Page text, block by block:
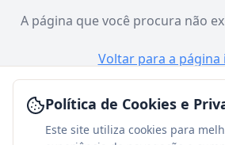
Política de Cookies e
Este site utiliza cookies para
A página que você procura não
Voltar para a página